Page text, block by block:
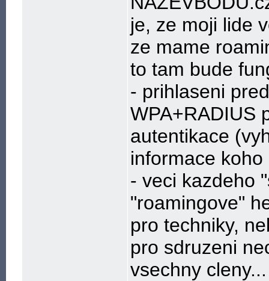
je, ze moji lide
ze mame
to tam bude
- prihlaseni
WPA+RADIUS
autentikace
informace
- veci kazdeho
"roamingove"
pro techniky,
pro sdruzeni
vsechny cleny...